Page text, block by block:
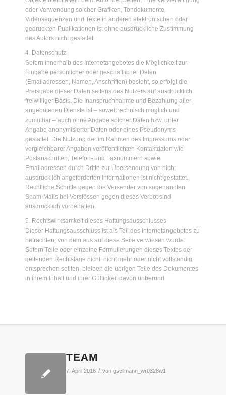
oder Verwendung solcher Grafiken, Tondokumente,
Videosequenzen und Texte in anderen elektronischen oder
gedruckten Publikationen ist ohne ausdrückliche Zustimmung
des Autors nicht gestattet.
4. Datenschutz
Sofern innerhalb des Internetangebotes die Möglichkeit zur
Eingabe persönlicher oder geschäftlicher Daten
(Emailadressen, Namen, Anschriften) besteht, so erfolgt die
Preisgabe dieser Daten seitens des Nutzers auf ausdrücklich
freiwilliger Basis. Die Inanspruchnahme und Bezahlung aller
angebotenen Dienste ist – soweit technisch möglich und
zumutbar – auch ohne Angabe solcher Daten bzw. unter
Angabe anonymisierter Daten oder eines Pseudonyms
gestattet. Die Nutzung der im Rahmen des Impressums oder
vergleichbarer Angaben veröffentlichten Kontaktdaten wie
Postanschriften, Telefon- und Faxnummern sowie
Emailadressen durch Dritte zur Übersendung von nicht
ausdrücklich angeforderten Informationen ist nicht gestattet.
Rechtliche Schritte gegen die Versender von sogenannten
Spam-Mails bei Verstössen gegen dieses Verbot sind
ausdrücklich vorbehalten.
5. Rechtswirksamkeit dieses Haftungsausschlusses
Dieser Haftungsausschluss ist als Teil des Internetangebotes zu
betrachten, von dem aus auf diese Seite verwiesen wurde.
Sofern Teile oder einzelne Formulierungen dieses Textes der
geltenden Rechtslage nicht, nicht mehr oder nicht vollständig
entsprechen sollten, bleiben die übrigen Teile des Dokumentes
in ihrem Inhalt und ihrer Gültigkeit davon unberührt.
TEAM
7. April 2016 / von gsellmann_wr0328w1